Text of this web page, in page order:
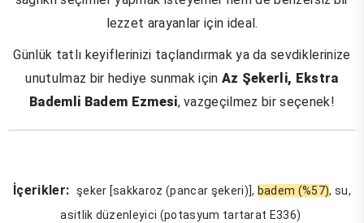
lezzet arayanlar için ideal.
Günlük tatlı keyiflerinizi taçlandırmak ya da sevdiklerinize
unutulmaz bir hediye sunmak için Az Şekerli, Ekstra
Bademli Badem Ezmesi, vazgeçilmez bir seçenek!
İçerikler: şeker [sakkaroz (pancar şekeri)], badem (%57), su,
asitlik düzenleyici (potasyum tartarat E336)